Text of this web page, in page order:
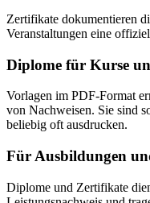
Zertifikate dokumentieren
Veranstaltungen eine
Diplome für Kurse
Vorlagen im PDF-Format
von Nachweisen. Sie sind
beliebig oft ausdrucken.
Für Ausbildungen
Diplome und Zertifikate